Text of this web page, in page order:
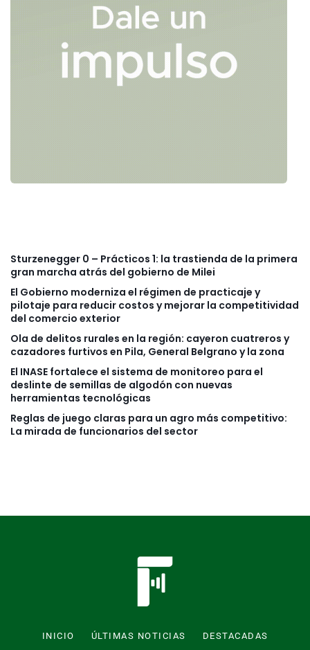
Sturzenegger 0 – Prácticos 1: la trastienda de la primera
gran marcha atrás del gobierno de Milei
El Gobierno moderniza el régimen de practicaje y
pilotaje para reducir costos y mejorar la competitividad
del comercio exterior
Ola de delitos rurales en la región: cayeron cuatreros y
cazadores furtivos en Pila, General Belgrano y la zona
El INASE fortalece el sistema de monitoreo para el
deslinte de semillas de algodón con nuevas
herramientas tecnológicas
Reglas de juego claras para un agro más competitivo:
La mirada de funcionarios del sector
INICIO ÚLTIMAS NOTICIAS
DESTACADAS